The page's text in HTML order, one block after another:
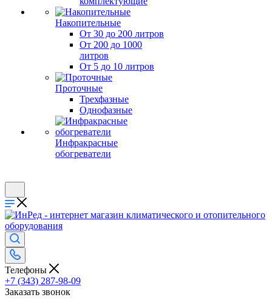
Накопительные
От 30 до 200 литров
От 200 до 1000
литров
От 5 до 10 литров
Проточные
Трехфазные
Однофазные
Инфракрасные
обогреватели
Телефоны
+7 (343) 287-98-09
Заказать звонок